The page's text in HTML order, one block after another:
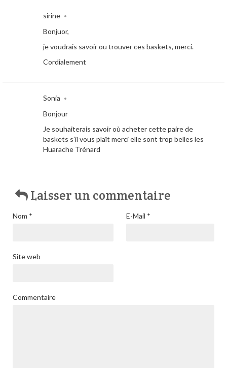
sirine •
Bonjuor,
je voudrais savoir ou trouver ces baskets, merci.
Cordialement
Sonia •
Bonjour
Je souhaiterais savoir où acheter cette paire de
baskets s’il vous plaît merci elle sont trop belles les
Huarache Trénard
Laisser un commentaire
Nom * E-Mail *
Site web
Commentaire